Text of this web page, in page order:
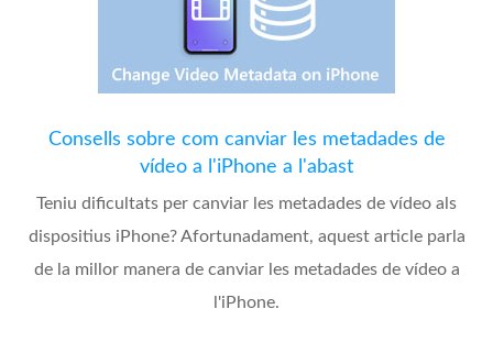
Consells sobre com canviar les metadades de
vídeo a l'iPhone a l'abast
Teniu dificultats per canviar les metadades de vídeo als
dispositius iPhone? Afortunadament, aquest article parla
de la millor manera de canviar les metadades de vídeo a
l'iPhone.